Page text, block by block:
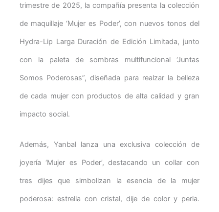
trimestre de 2025, la compañía presenta la colección
de maquillaje ‘Mujer es Poder’, con nuevos tonos del
Hydra-Lip Larga Duración de Edición Limitada, junto
con la paleta de sombras multifuncional ‘Juntas
Somos Poderosas”, diseñada para realzar la belleza
de cada mujer con productos de alta calidad y gran
impacto social.
Además, Yanbal lanza una exclusiva colección de
joyería ‘Mujer es Poder’, destacando un collar con
tres dijes que simbolizan la esencia de la mujer
poderosa: estrella con cristal, dije de color y perla.